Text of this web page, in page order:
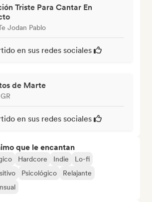
Triste Para Cantar En
Jodan Pablo
en sus redes sociales
de Marte
en sus redes sociales
que le encantan
Hardcore Indie
Lo-fi
Psicológico
Relajante